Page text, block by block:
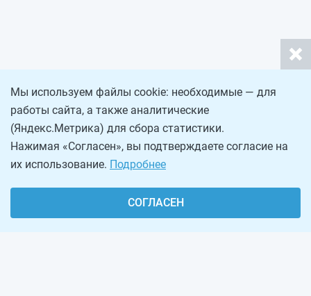
Мы используем файлы cookie: необходимые — для
работы сайта, а также аналитические
(Яндекс.Метрика) для сбора статистики.
Нажимая «Согласен», вы подтверждаете согласие на
их использование. Подробнее
СОГЛАСЕН